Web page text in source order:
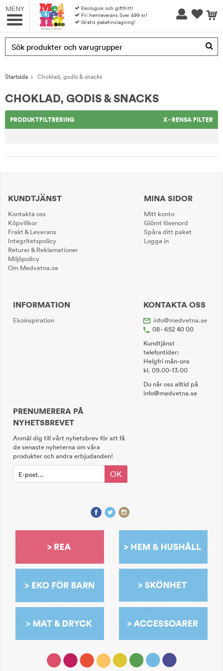
MENY
Ekologisk och giftfritt!
Fri hemleverans över 499 kr!
Gratis paketinslagning!
Produkten har blivit tillagd i varukorgen
Startsida Choklad, godis & snacks
CHOKLAD, GODIS & SNACKS
PRODUKTFILTRERING X - RENSA FILTER
KUNDTJÄNST
Kontakta oss
Köpvillkor
Frakt & Leverans
Integritetspolicy
Returer & Reklamationer
Miljöpolicy
Om Medvetna.se
MINA SIDOR
Mitt konto
Glömt lösenord
Spåra ditt paket
Logga in
INFORMATION
Ekoinspiration
KONTAKTA OSS
info@medvetna.se
08 - 652 40 00
Kundtjänst
telefontider:
Helgfri mån-ons
kl. 09.00-13.00
Du når oss alltid på
info@medvetna.se
PRENUMERERA PÅ
NYHETSBREVET
Anmäl dig till vårt nyhetsbrev för att få
de senaste nyheterna om våra
produkter och andra erbjudanden!
OK